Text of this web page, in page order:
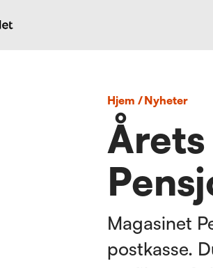
Hjem/ nyheter
Magasinet
postkasse.